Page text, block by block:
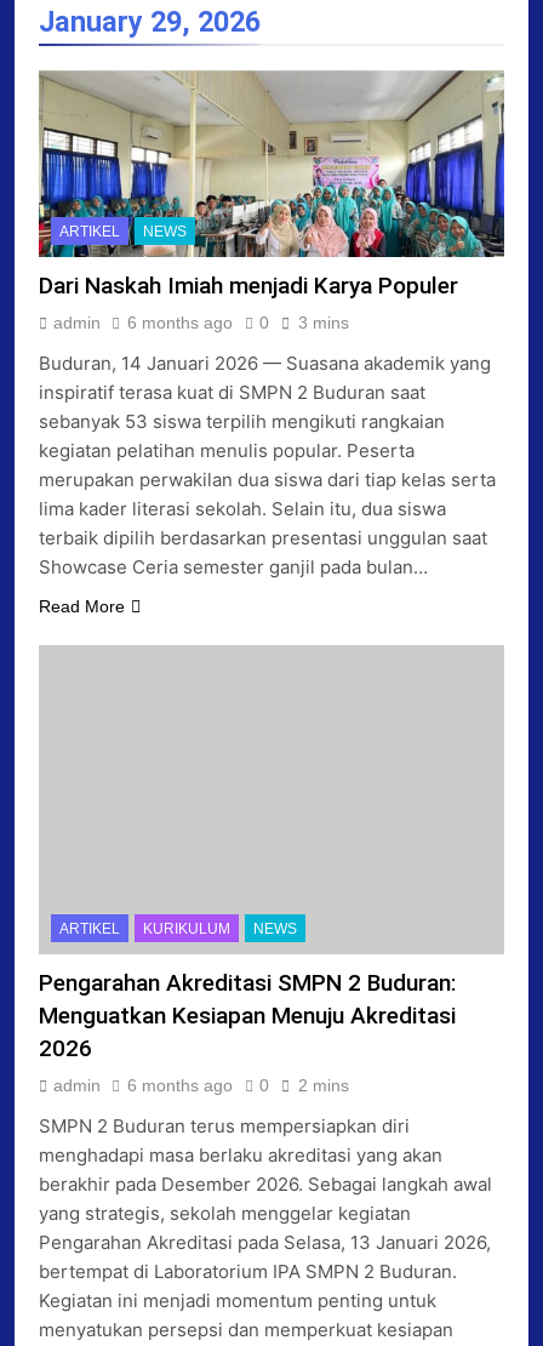
January 29, 2026
ARTIKEL NEWS
Dari Naskah Imiah menjadi Karya Populer
admin 6 months ago 0 3 mins
Buduran, 14 Januari 2026 — Suasana akademik yang
inspiratif terasa kuat di SMPN 2 Buduran saat
sebanyak 53 siswa terpilih mengikuti rangkaian
kegiatan pelatihan menulis popular. Peserta
merupakan perwakilan dua siswa dari tiap kelas serta
lima kader literasi sekolah. Selain itu, dua siswa
terbaik dipilih berdasarkan presentasi unggulan saat
Showcase Ceria semester ganjil pada bulan…
Read More
ARTIKEL KURIKULUM NEWS
Pengarahan Akreditasi SMPN 2 Buduran:
Menguatkan Kesiapan Menuju Akreditasi
2026
admin 6 months ago 0 2 mins
SMPN 2 Buduran terus mempersiapkan diri
menghadapi masa berlaku akreditasi yang akan
berakhir pada Desember 2026. Sebagai langkah awal
yang strategis, sekolah menggelar kegiatan
Pengarahan Akreditasi pada Selasa, 13 Januari 2026,
bertempat di Laboratorium IPA SMPN 2 Buduran.
Kegiatan ini menjadi momentum penting untuk
menyatukan persepsi dan memperkuat kesiapan